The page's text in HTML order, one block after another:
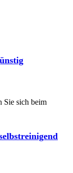
Sie sich beim